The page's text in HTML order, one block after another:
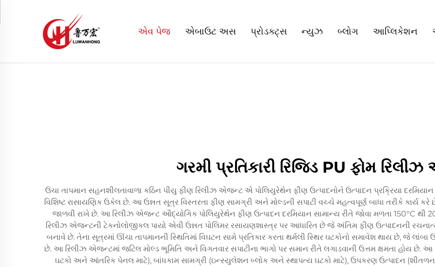
એવ પેજ એબાઉટ અસ પ્રોડક્ટ્સ ન્યુઝ બ્લોગ આપ્લિકેશન
ગરમી પ્રતિકારી રિજિડ PU ફોમ
ઉંચા તાપમાન સહનશીલતાવાળા કઠિન પીયુ ફીણ રિલીઝ એજન્ટ એ પોલિયુરેથેન ફીણ ઉત્પાદનોને ઉત્પાદન પ્રક્રિયા
વિશિષ્ટ રાસાયણિક ઉકેલ છે. આ ઉન્નત સૂત્ર વિસ્તરતા ફીણ સામગ્રી અને મોલ્ડની સપાટી વચ્ચે મહત્વપૂર્ણ બાધા તરીકે કાર્ય
જાળવી રાખે છે. આ રિલીઝ એજન્ટ ઔદ્યોગિક પોલિયુરેથેન ફીણ ઉત્પાદન દરમિયાન સામાન્ય રીતે જોવા મળતા 150°C થી
રિલીઝ એજન્ટની ટેકનોલોજીકલ પાયો એવી ઉન્નત પોલિમર રસાયણશાસ્ત્ર પર આધારિત છે જે અંતિમ ફીણ ઉત્પાદનની
બનાવે છે. તેના સૂત્રમાં ઊંચા તાપમાનની સ્થિતિમાં વિઘટન સામે પ્રતિકાર કરતા થર્મલી સ્થિર ઘટકોનો સમાવેશ થાય છે, જે લાંબા
છે. આ રિલીઝ એજન્ટમાં જટિલ મોલ્ડ ભૂમિતિ અને વિગતવાર સપાટીના ભાગો પર સમાન રીતે લગાડવાની ઉત્તમ ક્ષમતા હોય છે.
ઘટકો અને આંતરિક પેનલ માટે), બાંધકામ સામગ્રી (ઇન્સ્યુલેશન બ્લોક અને સ્થાપત્ય ઘટકો માટે), ઉપકરણ ઉત્પાદન